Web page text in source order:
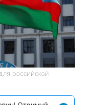
российской